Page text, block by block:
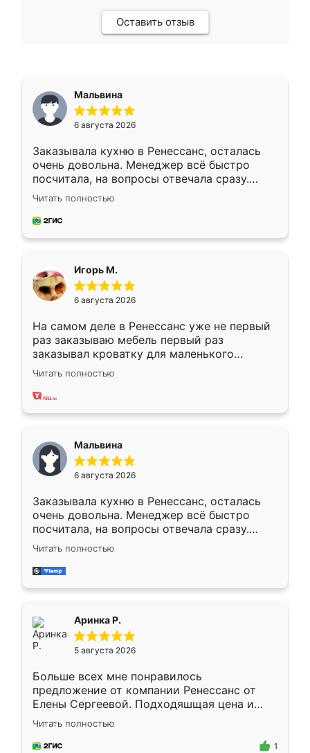
Оставить отзыв
Мальвина
6 августа 2026
Заказывала кухню в Ренессанс, осталась
очень довольна. Менеджер всё быстро
посчитала, на вопросы отвечала сразу.
Замерщик приехал в субботу, подошёл к
делу со всей ответственностью. Собрали
за день, ребята работали аккуратно, даже
Читать полностью
Игорь М.
6 августа 2026
На самом деле в Ренессанс уже не первый
раз заказываю мебель первый раз
заказывал кроватку для маленького
ребёнка при его рождении ,во второй раз
заказал шкаф-купе. По качеству очень
хорошее сборка достаточно быстрая,
меньше, здесь же он более разнообразный.
Мне нравится ,если что-то потребуется из
мебели буду заказывать только здесь.
Читать полностью
Мальвина
6 августа 2026
Заказывала кухню в Ренессанс, осталась
очень довольна. Менеджер всё быстро
посчитала, на вопросы отвечала сразу.
Замерщик приехал в субботу, подошёл к
делу со всей ответственностью. Собрали
за день, ребята работали аккуратно, даже
Читать полностью
Аринка Р.
5 августа 2026
Больше всех мне понравилось
предложение от компании Ренессанс от
Елены Сергеевой. Подходяшщая цена и
короткие сроки изготовления. Приехавший
для замера сотрудник Владислав
предложил по моему эскизу самый
Читать полностью
1